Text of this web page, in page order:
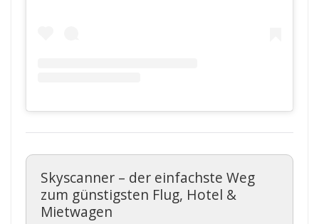
Skyscanner – der einfachste Weg
zum günstigsten Flug, Hotel &
Mietwagen